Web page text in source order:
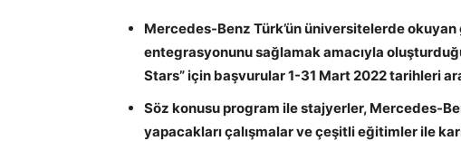
Mercedes-Benz Türk’ün üniversitelerde
entegrasyonunu sağlamak amacıyla
Stars” için başvurular 1-31 Mart 2022 tarihleri
Söz konusu program ile stajyerler, Mercedes-
yapacakları çalışmalar ve çeşitli eğitimler ile